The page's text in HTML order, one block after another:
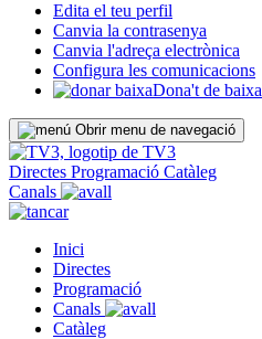
Edita el teu perfil
Canvia la contrasenya
Canvia l'adreça electrònica
Configura les comunicacions
Dona't de baixa
Obrir menu de navegació
Directes Programació Catàleg
Canals
Inici
Directes
Programació
Canals
Catàleg